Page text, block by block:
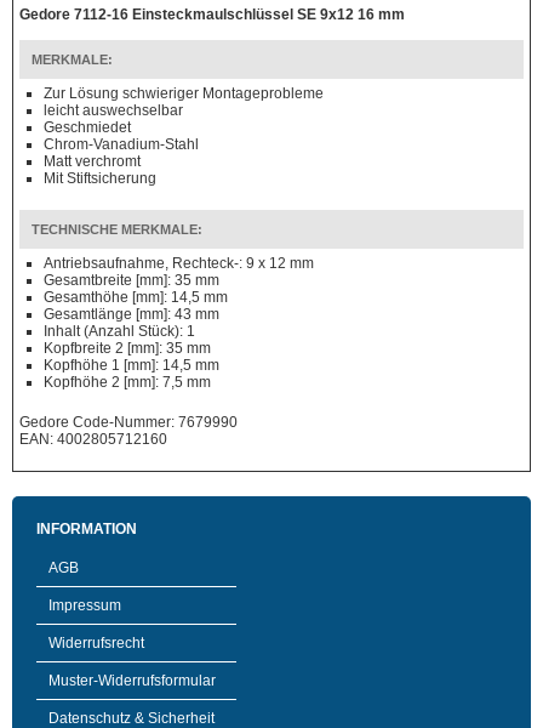
Gedore 7112-16 Einsteckmaulschlüssel SE 9x12 16 mm
MERKMALE:
Zur Lösung schwieriger Montageprobleme
leicht auswechselbar
Geschmiedet
Chrom-Vanadium-Stahl
Matt verchromt
Mit Stiftsicherung
TECHNISCHE MERKMALE:
Antriebsaufnahme, Rechteck-: 9 x 12 mm
Gesamtbreite [mm]: 35 mm
Gesamthöhe [mm]: 14,5 mm
Gesamtlänge [mm]: 43 mm
Inhalt (Anzahl Stück): 1
Kopfbreite 2 [mm]: 35 mm
Kopfhöhe 1 [mm]: 14,5 mm
Kopfhöhe 2 [mm]: 7,5 mm
Gedore Code-Nummer: 7679990
EAN: 4002805712160
INFORMATION
AGB
Impressum
Widerrufsrecht
Muster-Widerrufsformular
Datenschutz & Sicherheit